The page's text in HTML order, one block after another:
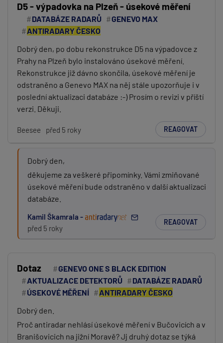
D5 - výpadovka na Plzeň - úsekové měření
DATABÁZE RADARŮ
GENEVO MAX
ANTIRADARY ČESKO
Dobrý den, po dobu rekonstrukce D5 na výpadovce z
Prahy na Plzeň bylo instalováno úsekové měření.
Rekonstrukce již dávno skončila, úsekové měření je
odstraněno a Genevo MAX na něj stále upozorňuje i v
poslední aktualizaci databáze :-) Prosím o revizi v příští
verzi. Děkuji.
Beesee před 5 roky REAGOVAT
Dobrý den,
děkujeme za veškeré připomínky. Vámi zmiňované
úsekové měření bude odstraněno v další aktualizaci
databáze.
Kamil Škamrala -
před 5 roky
REAGOVAT
Dotaz
GENEVO ONE S BLACK EDITION
AKTUALIZACE DETEKTORŮ
DATABÁZE RADARŮ
ÚSEKOVÉ MĚŘENÍ
ANTIRADARY ČESKO
Dobrý den.
Proč antiradar nehlásí úsekové měření v Bučovicích a v
Branišovicich na jižní Moravě? Jj druhý dotaz se týká